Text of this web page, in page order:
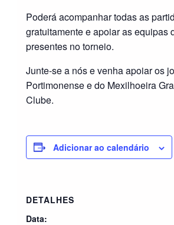
Poderá acompanhar todas as
gratuitamente e apoiar as equipas
presentes no torneio.
Junte-se a nós e venha apoiar os
Portimonense e do Mexilhoeira
Clube.
Adicionar ao calendário
DETALHES
Data: